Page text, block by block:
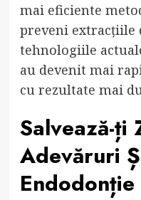
mai eficiente
preveni extracțiile
tehnologiile
au devenit mai
cu rezultate mai
Salvează-ți
Adevăruri
Endodonție